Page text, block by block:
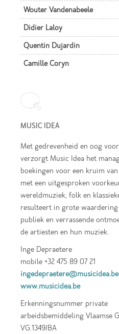
Wouter Vandenabeele
Didier Laloy
Quentin Dujardin
Camille Coryn
MUSIC IDEA
Met gedrevenheid en oog
verzorgt Music Idea het
boekingen voor een kruim
met een uitgesproken
wereldmuziek, folk en
resulteert in grote
publiek en verrassende
de artiesten en hun muziek.
Inge Depraetere
mobile +32 475 89 07 21
ingedepraetere@musicidea.be
www.musicidea.be
Erkenningsnummer private
arbeidsbemiddeling Vlaamse
VG.1349/BA